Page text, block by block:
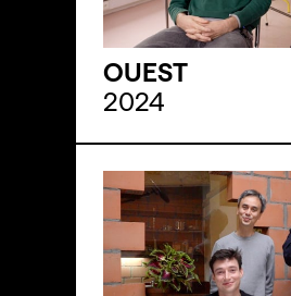
OUEST
2024